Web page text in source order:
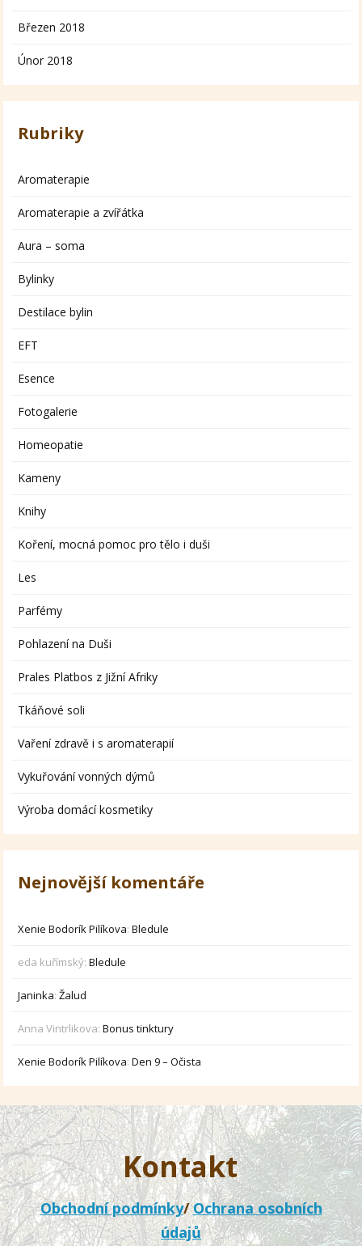
Březen 2018
Únor 2018
Rubriky
Aromaterapie
Aromaterapie a zvířátka
Aura – soma
Bylinky
Destilace bylin
EFT
Esence
Fotogalerie
Homeopatie
Kameny
Knihy
Koření, mocná pomoc pro tělo i duši
Les
Parfémy
Pohlazení na Duši
Prales Platbos z Jižní Afriky
Tkáňové soli
Vaření zdravě i s aromaterapií
Vykuřování vonných dýmů
Výroba domácí kosmetiky
Nejnovější komentáře
Xenie Bodorík Pilíkova:Bledule
eda kuřímský:Bledule
Janinka:Žalud
Anna Vintrlikova:Bonus tinktury
Xenie Bodorík Pilíkova:Den 9 – Očista
Kontakt
Obchodní podmínky/Ochrana osobních
údajů